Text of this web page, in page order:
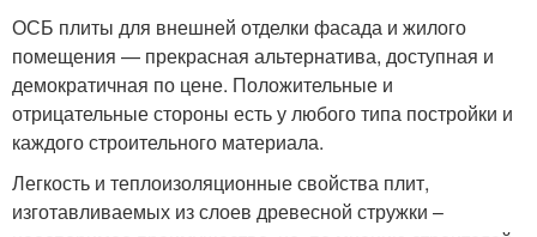
ОСБ плиты для внешней отделки фасада и жилого
помещения — прекрасная альтернатива, доступная и
демократичная по цене. Положительные и
отрицательные стороны есть у любого типа постройки и
каждого строительного материала.
Легкость и теплоизоляционные свойства плит,
изготавливаемых из слоев древесной стружки –